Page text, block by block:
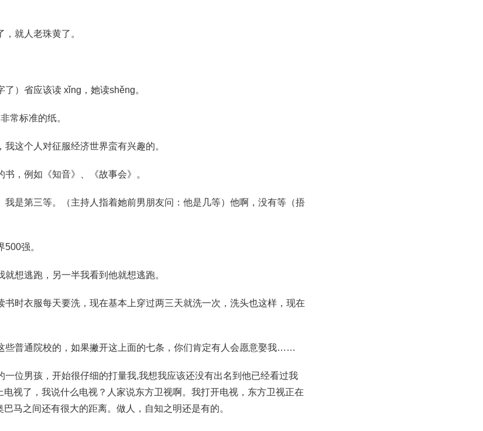
就人老珠黄了。
）省应该读 xǐng，她读shěng。
常标准的纸。
这个人对征服经济世界蛮有兴趣的。
，例如《知音》、《故事会》。
我是第三等。（主持人指着她前男朋友问：他是几等）他啊，没有等（捂
强。
想逃跑，另一半我看到他就想逃跑。
书时衣服每天要洗，现在基本上穿过两三天就洗一次，洗头也这样，现在
些普通院校的，如果撇开这上面的七条，你们肯定有人会愿意娶我……
一位男孩，开始很仔细的打量我,我想我应该还没有出名到他已经看过我
视了，我说什么电视？人家说东方卫视啊。我打开电视，东方卫视正在
马之间还有很大的距离。做人，自知之明还是有的。